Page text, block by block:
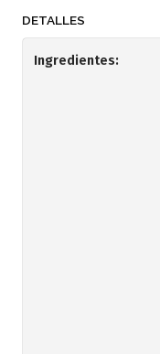
DETALLES
Ingredientes: